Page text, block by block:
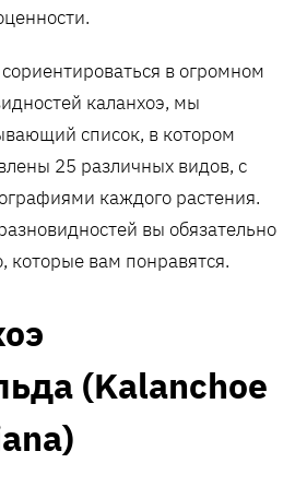
в огромном
каланхоэ, мы
список, в котором
25 различных видов, с
каждого растения.
вы обязательно
которые вам понравятся.
(Kalanchoe